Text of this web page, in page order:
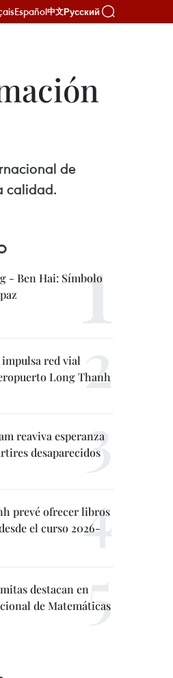
Español中文Русский
de
calidad.
- Ben Hai: Símbolo
red vial
Long Thanh
reaviva esperanza
desaparecidos
prevé ofrecer libros
el curso 2026-
destacan en
de Matemáticas